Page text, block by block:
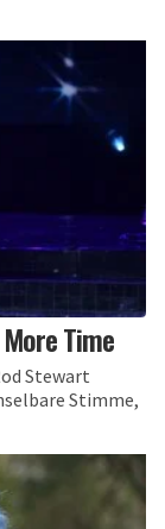
Time
Stewart
Stimme,